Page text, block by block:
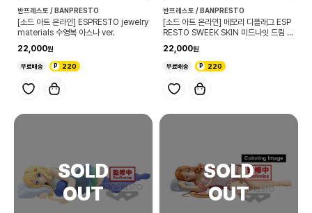
반프레스토 / BANPRESTO
[소드 아트 온라인] ESPRESTO jewelry
materials 수영복 아스나 ver.
22,000
무료배송 220
반프레스토 / BANPRESTO
[소드 아트 온라인] 메모리 디플래그 ESP
RESTO SWEEK SKIN 미드나잇 드림 유
22,000
무료배송 220